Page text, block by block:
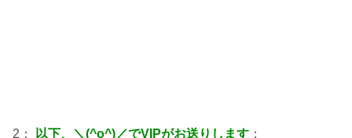
2： 以下、＼(^o^)／でVIPがお送りします ：